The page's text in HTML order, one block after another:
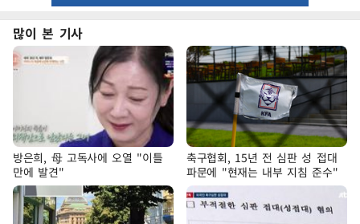
많이 본 기사
방은희, 母 고독사에 오열 "이틀
만에 발견"
축구협회, 15년 전 심판 성 접대
파문에 "현재는 내부 지침 준수"